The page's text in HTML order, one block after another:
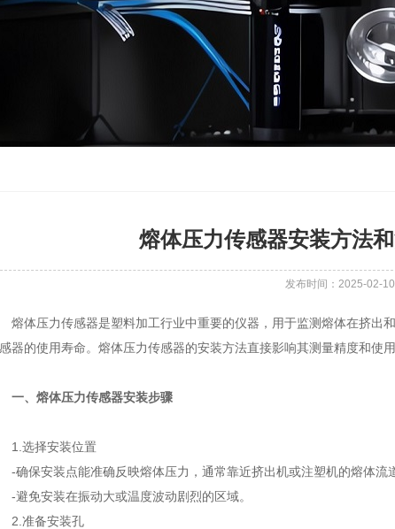
熔体压力传感器安装方法
发布时间：2025-02-
熔体压力传感器是塑料加工行业中重要的仪器，用于监测熔体在挤出
器的使用寿命。熔体压力传感器的安装方法直接影响其测量精度和使
一、熔体压力传感器安装步骤
1.选择安装位置
-确保安装点能准确反映熔体压力，通常靠近挤出机或注塑机的熔体流
-避免安装在振动大或温度波动剧烈的区域。
2.准备安装孔